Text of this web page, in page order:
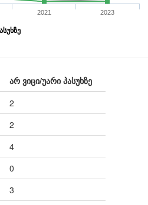
2021 2023
არ ვიცი/უარი პასუხზე
2
2
4
0
3